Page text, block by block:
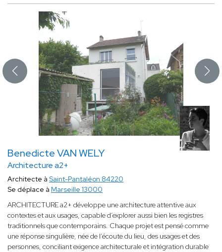
Benedicte VAN WELY
Architecture a2+
Architecte à Saint-Pantaléon 84220
Se déplace à Marseille 13000
ARCHITECTURE a2+ développe une architecture attentive aux
contextes et aux usages, capable d’explorer aussi bien les registres
traditionnels que contemporains. Chaque projet est pensé comme
une réponse singulière, née de l’écoute du lieu, des usages et des
personnes, conciliant exigence architecturale et intégration durable